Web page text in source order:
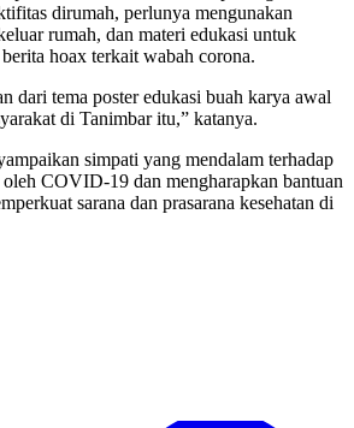
dirumah, perlunya mengunakan
rumah, dan materi edukasi untuk
hoax terkait wabah corona.
dari tema poster edukasi buah karya awal
di Tanimbar itu,” katanya.
simpati yang mendalam terhadap
oleh COVID-19 dan mengharapkan bantuan
sarana dan prasarana kesehatan di